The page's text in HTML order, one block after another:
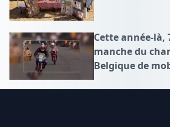
Cette année-là,
manche du
Belgique de